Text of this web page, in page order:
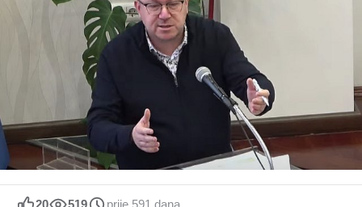
20 519 prije 591 dana